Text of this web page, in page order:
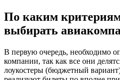
По каким критериям
выбирать
В первую очередь, необходимо
компании, так как все они
лоукостеры (бюджетный